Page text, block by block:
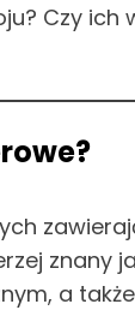
Czy
znany
a